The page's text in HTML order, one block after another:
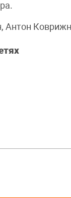
Антон